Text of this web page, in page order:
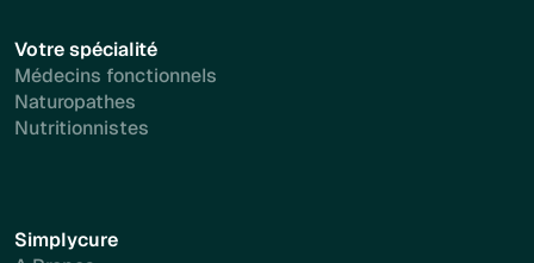
Votre spécialité
Médecins fonctionnels
Naturopathes
Nutritionnistes
Simplycure